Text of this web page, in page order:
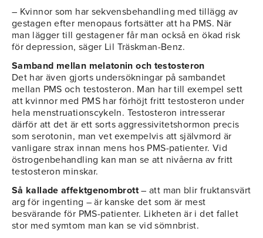
– Kvinnor som har sekvensbehandling med tillägg av
gestagen efter menopaus fortsätter att ha PMS. När
man lägger till gestagener får man också en ökad risk
för depression, säger Lil Träskman-Benz.
Samband mellan melatonin och testosteron
Det har även gjorts undersökningar på sambandet
mellan PMS och testosteron. Man har till exempel sett
att kvinnor med PMS har förhöjt fritt testosteron under
hela menstruationscykeln. Testosteron intresserar
därför att det är ett sorts aggressivitetshormon precis
som serotonin, man vet exempelvis att självmord är
vanligare strax innan mens hos PMS-patienter. Vid
östrogenbehandling kan man se att nivåerna av fritt
testosteron minskar.
Så kallade affektgenombrott– att man blir fruktansvärt
arg för ingenting – är kanske det som är mest
besvärande för PMS-patienter. Likheten är i det fallet
stor med symtom man kan se vid sömnbrist.